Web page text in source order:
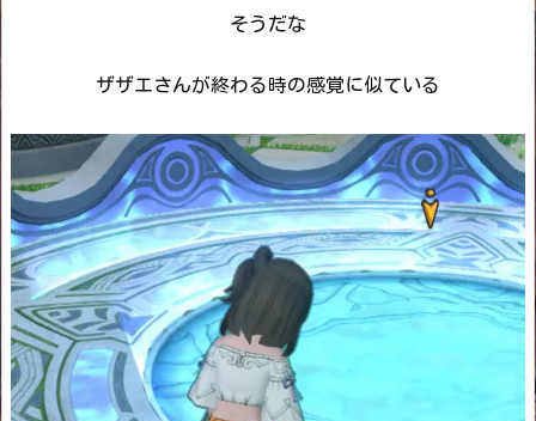
そうだな
ザザエさんが終わる時の感覚に似ている